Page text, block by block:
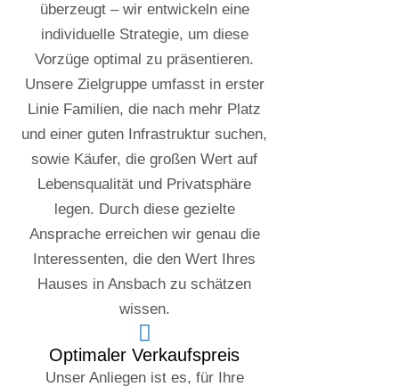
überzeugt – wir entwickeln eine
individuelle Strategie, um diese
Vorzüge optimal zu präsentieren.
Unsere Zielgruppe umfasst in erster
Linie Familien, die nach mehr Platz
und einer guten Infrastruktur suchen,
sowie Käufer, die großen Wert auf
Lebensqualität und Privatsphäre
legen. Durch diese gezielte
Ansprache erreichen wir genau die
Interessenten, die den Wert Ihres
Hauses in Ansbach zu schätzen
wissen.
Optimaler Verkaufspreis
Unser Anliegen ist es, für Ihre